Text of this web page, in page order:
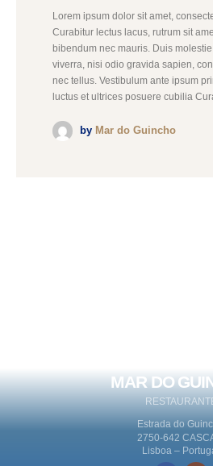
Lorem ipsum dolor sit amet,
Curabitur lectus lacus, rutrum sit
bibendum nec mauris. Duis
viverra, nisi odio gravida sapien,
nec tellus. Vestibulum ante ipsum
luctus et ultrices posuere cubilia
by Mar do Guincho
MAR DO
Estrada do
2750-642
Lisboa –